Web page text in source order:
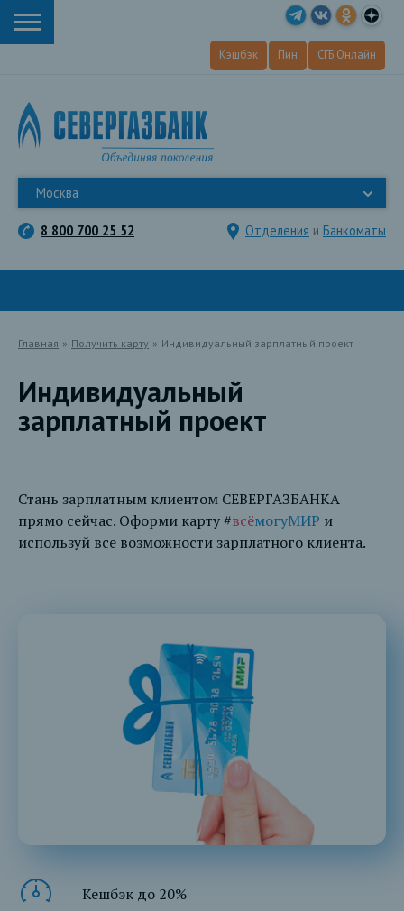
Кэшбэк Пин СГБ Онлайн
Москва
8 800 700 25 52 Отделения и Банкоматы
Главная » Получить карту » Индивидуальный зарплатный проект
Индивидуальный
зарплатный проект
Стань зарплатным клиентом СЕВЕРГАЗБАНКА
прямо сейчас. Оформи карту #всёмогуМИР и
используй все возможности зарплатного клиента.
Кешбэк до 20%